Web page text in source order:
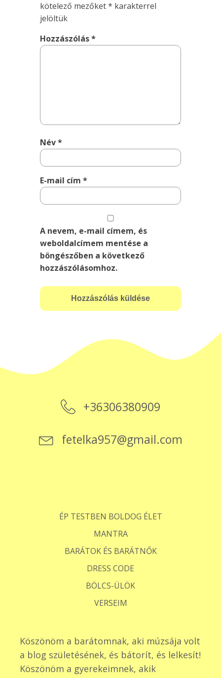
kötelező mezőket* karakterrel
jelöltük
Hozzászólás*
Név*
E-mail cím*
A nevem, e-mail címem, és
weboldalcímem mentése a
böngészőben a következő
hozzászólásomhoz.
+36306380909
fetelka957@gmail.com
ÉP TESTBEN BOLDOG ÉLET
MANTRA
BARÁTOK ÉS BARÁTNŐK
DRESS CODE
BÖLCS-ÜLÖK
VERSEIM
Köszönöm a barátomnak, aki múzsája volt
a blog születésének, és bátorít, és lelkesít!
Köszönöm a gyerekeimnek, akik